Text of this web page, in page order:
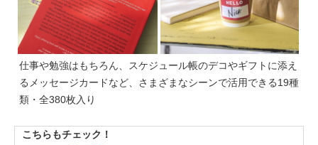
仕事や勉強はもちろん、スケジュール帳のデコやギフトに添え
るメッセージカードなど、さまざまなシーンで活用できる19種
類・全380枚入り
こちらもチェック！